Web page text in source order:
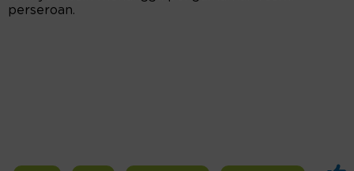
perseroan.